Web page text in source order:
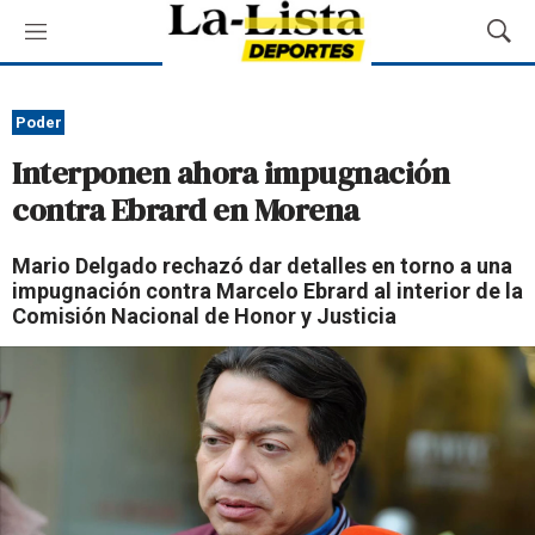
M
e
ú
M
o
s
q
e
d
Poder
Interponen ahora impugnación
contra Ebrard en Morena
Mario Delgado rechazó dar detalles en torno a una
impugnación contra Marcelo Ebrard al interior de la
Comisión Nacional de Honor y Justicia